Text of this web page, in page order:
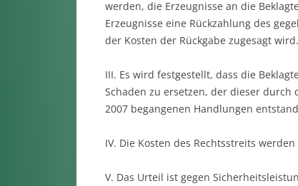
werden, die Erzeugnisse an die
Erzeugnisse eine Rückzahlung des
der Kosten der Rückgabe zugesagt wird.
III. Es wird festgestellt, dass die
Schaden zu ersetzen, der dieser durch
2007 begangenen Handlungen
IV. Die Kosten des Rechtsstreits
V. Das Urteil ist gegen